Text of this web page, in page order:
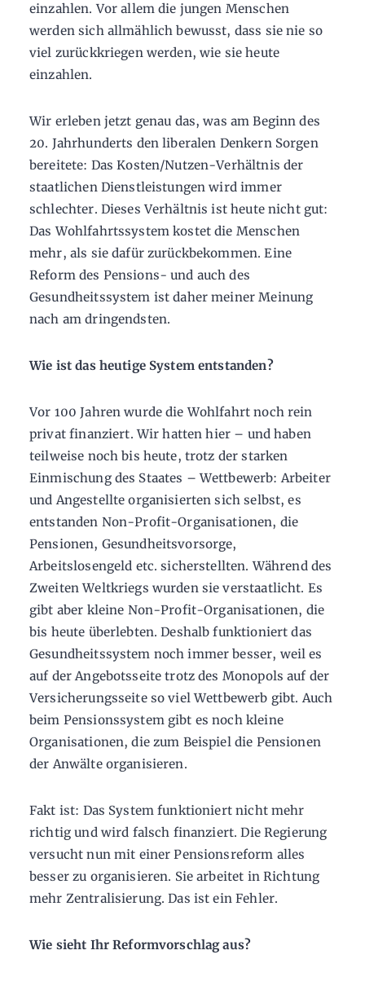
einzahlen. Vor allem die jungen Menschen
werden sich allmählich bewusst, dass sie nie so
viel zurückkriegen werden, wie sie heute
einzahlen.
Wir erleben jetzt genau das, was am Beginn des
20. Jahrhunderts den liberalen Denkern Sorgen
bereitete: Das Kosten/Nutzen-Verhältnis der
staatlichen Dienstleistungen wird immer
schlechter. Dieses Verhältnis ist heute nicht gut:
Das Wohlfahrtssystem kostet die Menschen
mehr, als sie dafür zurückbekommen. Eine
Reform des Pensions- und auch des
Gesundheitssystem ist daher meiner Meinung
nach am dringendsten.
Wie ist das heutige System entstanden?
Vor 100 Jahren wurde die Wohlfahrt noch rein
privat finanziert. Wir hatten hier – und haben
teilweise noch bis heute, trotz der starken
Einmischung des Staates – Wettbewerb: Arbeiter
und Angestellte organisierten sich selbst, es
entstanden Non-Profit-Organisationen, die
Pensionen, Gesundheitsvorsorge,
Arbeitslosengeld etc. sicherstellten. Während des
Zweiten Weltkriegs wurden sie verstaatlicht. Es
gibt aber kleine Non-Profit-Organisationen, die
bis heute überlebten. Deshalb funktioniert das
Gesundheitssystem noch immer besser, weil es
auf der Angebotsseite trotz des Monopols auf der
Versicherungsseite so viel Wettbewerb gibt. Auch
beim Pensionssystem gibt es noch kleine
Organisationen, die zum Beispiel die Pensionen
der Anwälte organisieren.
Fakt ist: Das System funktioniert nicht mehr
richtig und wird falsch finanziert. Die Regierung
versucht nun mit einer Pensionsreform alles
besser zu organisieren. Sie arbeitet in Richtung
mehr Zentralisierung. Das ist ein Fehler.
Wie sieht Ihr Reformvorschlag aus?